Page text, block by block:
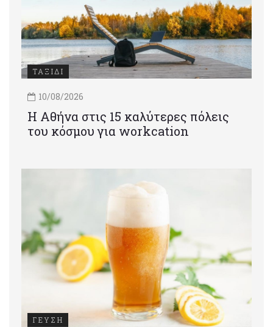
ΤΑΞΙΔΙ
10/08/2026
Η Αθήνα στις 15 καλύτερες πόλεις
του κόσμου για workcation
ΓΕΥΣΗ